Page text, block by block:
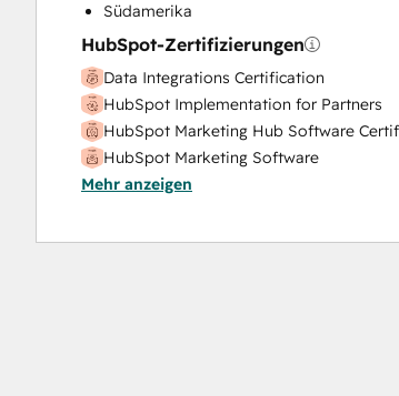
Südamerika
HubSpot-Zertifizierungen
Data Integrations Certification
HubSpot Implementation for Partners
HubSpot Marketing Hub Software
HubSpot Marketing Software
HubSpot Reporting
HubSpot Solutions Partner
Mehr anzeigen